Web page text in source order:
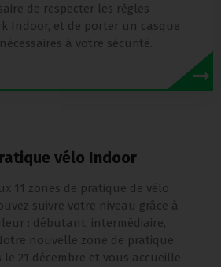
de respecter les règles
Indoor, et de porter un casque
à votre sécurité.
vélo Indoor
11 zones de pratique de vélo
suivre votre niveau grâce à
: débutant, intermédiaire,
nouvelle zone de pratique
21 décembre et vous accueille